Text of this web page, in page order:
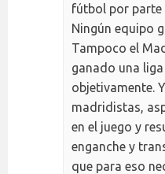
fútbol por parte
Ningún equipo
Tampoco el
ganado una
objetivamente.
madridistas,
en el juego y
enganche y
que para eso